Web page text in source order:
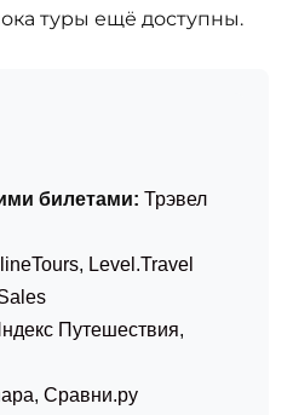
туры ещё доступны.
билетами: Трэвел
, Level.Travel
Путешествия,
, Сравни.ру